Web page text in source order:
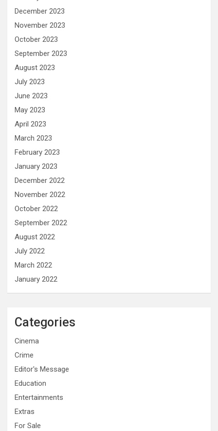
December 2023
November 2023
October 2023
September 2023
August 2023
July 2023
June 2023
May 2023
April 2023
March 2023
February 2023
January 2023
December 2022
November 2022
October 2022
September 2022
August 2022
July 2022
March 2022
January 2022
Categories
Cinema
Crime
Editor's Message
Education
Entertainments
Extras
For Sale